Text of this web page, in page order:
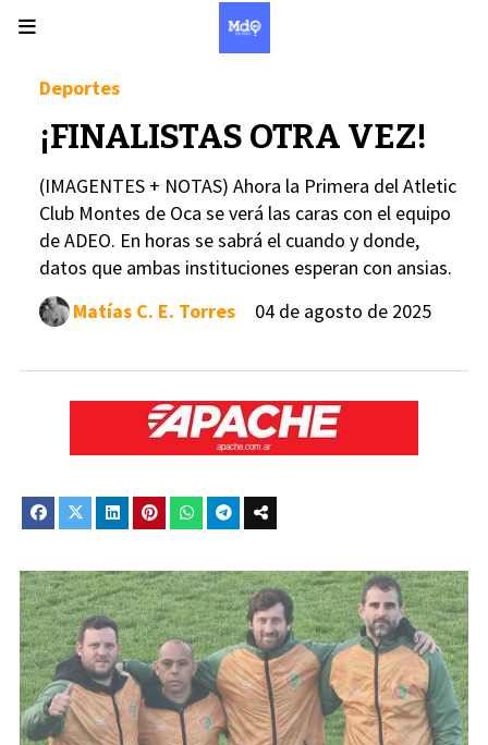
¡FINALISTAS OTRA VEZ!
(IMAGENTES + NOTAS) Ahora la Primera del Atletic
Club Montes de Oca se verá las caras con el equipo
de ADEO. En horas se sabrá el cuando y donde,
datos que ambas instituciones esperan con ansias.
Deportes
04 de agosto de 2025
Matías C. E. Torres